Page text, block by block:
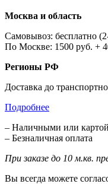
Москва и область
Самовывоз: бесплатно
По Москве: 1500 руб. +
Регионы РФ
Доставка до
Подробнее
– Наличными или
– Безналичная оплата
При заказе до 10 м.кв.
Вы всегда можете